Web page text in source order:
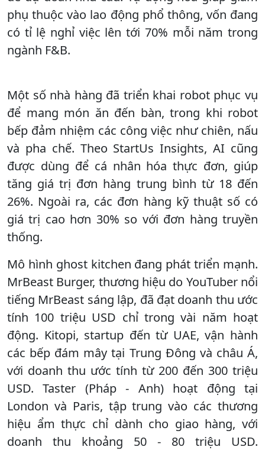
phụ thuộc vào lao động phổ thông, vốn đang
có tỉ lệ nghỉ việc lên tới 70% mỗi năm trong
ngành F&B.
Một số nhà hàng đã triển khai robot phục vụ
để mang món ăn đến bàn, trong khi robot
bếp đảm nhiệm các công việc như chiên, nấu
và pha chế. Theo StartUs Insights, AI cũng
được dùng để cá nhân hóa thực đơn, giúp
tăng giá trị đơn hàng trung bình từ 18 đến
26%. Ngoài ra, các đơn hàng kỹ thuật số có
giá trị cao hơn 30% so với đơn hàng truyền
thống.
Mô hình ghost kitchen đang phát triển mạnh.
MrBeast Burger, thương hiệu do YouTuber nổi
tiếng MrBeast sáng lập, đã đạt doanh thu ước
tính 100 triệu USD chỉ trong vài năm hoạt
động. Kitopi, startup đến từ UAE, vận hành
các bếp đám mây tại Trung Đông và châu Á,
với doanh thu ước tính từ 200 đến 300 triệu
USD. Taster (Pháp - Anh) hoạt động tại
London và Paris, tập trung vào các thương
hiệu ẩm thực chỉ dành cho giao hàng, với
doanh thu khoảng 50 - 80 triệu USD.